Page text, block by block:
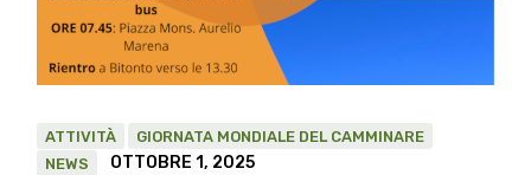
ATTIVITÀ
GIORNATA MONDIALE DEL CAMMINARE
NEWS
OTTOBRE 1, 2025